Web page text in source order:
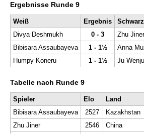
Ergebnisse Runde 9
Weiß Ergebnis
Schwarz
Divya Deshmukh
0 - 3
Zhu Jiner
Bibisara Assaubayeva
1 - 1½
Anna
Humpy Koneru
1 - 1½ Ju
Tabelle nach Runde 9
Spieler Elo Land
Bibisara Assaubayeva
2527 Kazakhstan
Zhu Jiner
2546 China